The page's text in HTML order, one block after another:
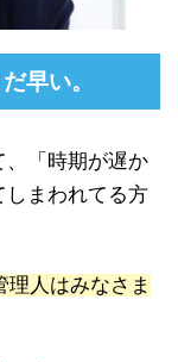
早い。
、「時期が遅か
しまわれてる方
理人はみなさま